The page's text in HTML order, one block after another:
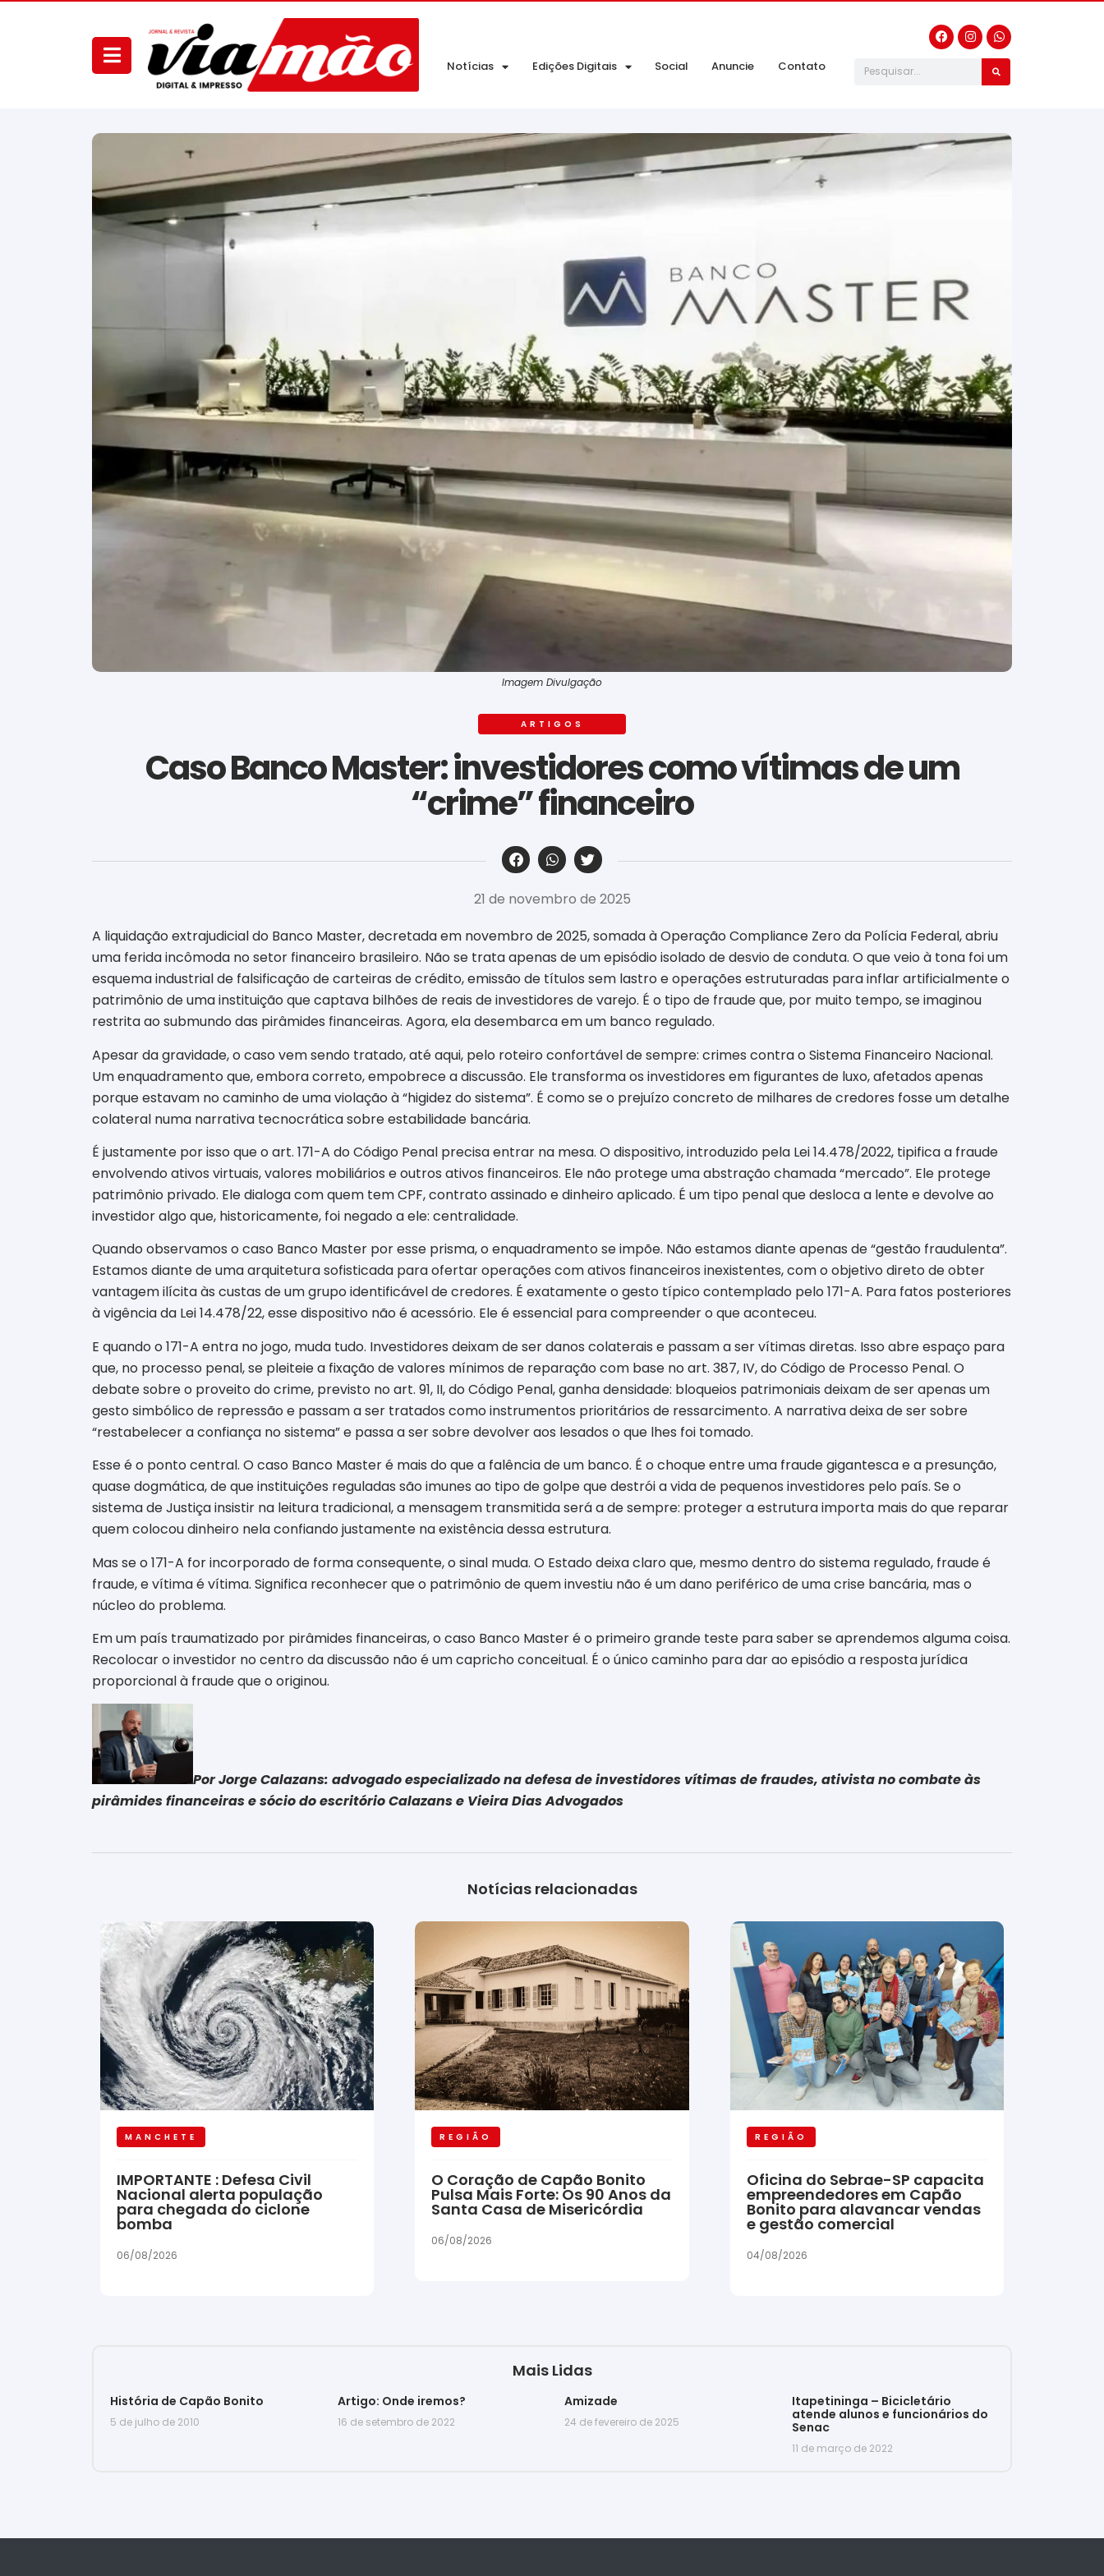
Notícias Edições Digitais Social Anuncie Contato
Imagem Divulgação
ARTIGOS
Caso Banco Master: investidores como vítimas de um
“crime” financeiro
‎ ‎ ‎ ‎ ‎ ‎ ‎ ‎ ‎ ‎ ‎ ‎ ‎ ‎ ‎ ‎ ‎ ‎ ‎ ‎ ‎ ‎ ‎ ‎ ‎ ‎ ‎ ‎ ‎ ‎ ‎
21 de novembro de 2025
A liquidação extrajudicial do Banco Master, decretada em novembro de 2025, somada à Operação Compliance Zero da Polícia Federal, abriu
uma ferida incômoda no setor financeiro brasileiro. Não se trata apenas de um episódio isolado de desvio de conduta. O que veio à tona foi um
esquema industrial de falsificação de carteiras de crédito, emissão de títulos sem lastro e operações estruturadas para inflar artificialmente o
patrimônio de uma instituição que captava bilhões de reais de investidores de varejo. É o tipo de fraude que, por muito tempo, se imaginou
restrita ao submundo das pirâmides financeiras. Agora, ela desembarca em um banco regulado.
Apesar da gravidade, o caso vem sendo tratado, até aqui, pelo roteiro confortável de sempre: crimes contra o Sistema Financeiro Nacional.
Um enquadramento que, embora correto, empobrece a discussão. Ele transforma os investidores em figurantes de luxo, afetados apenas
porque estavam no caminho de uma violação à “higidez do sistema”. É como se o prejuízo concreto de milhares de credores fosse um detalhe
colateral numa narrativa tecnocrática sobre estabilidade bancária.
É justamente por isso que o art. 171-A do Código Penal precisa entrar na mesa. O dispositivo, introduzido pela Lei 14.478/2022, tipifica a fraude
envolvendo ativos virtuais, valores mobiliários e outros ativos financeiros. Ele não protege uma abstração chamada “mercado”. Ele protege
patrimônio privado. Ele dialoga com quem tem CPF, contrato assinado e dinheiro aplicado. É um tipo penal que desloca a lente e devolve ao
investidor algo que, historicamente, foi negado a ele: centralidade.
Quando observamos o caso Banco Master por esse prisma, o enquadramento se impõe. Não estamos diante apenas de “gestão fraudulenta”.
Estamos diante de uma arquitetura sofisticada para ofertar operações com ativos financeiros inexistentes, com o objetivo direto de obter
vantagem ilícita às custas de um grupo identificável de credores. É exatamente o gesto típico contemplado pelo 171-A. Para fatos posteriores
à vigência da Lei 14.478/22, esse dispositivo não é acessório. Ele é essencial para compreender o que aconteceu.
E quando o 171-A entra no jogo, muda tudo. Investidores deixam de ser danos colaterais e passam a ser vítimas diretas. Isso abre espaço para
que, no processo penal, se pleiteie a fixação de valores mínimos de reparação com base no art. 387, IV, do Código de Processo Penal. O
debate sobre o proveito do crime, previsto no art. 91, II, do Código Penal, ganha densidade: bloqueios patrimoniais deixam de ser apenas um
gesto simbólico de repressão e passam a ser tratados como instrumentos prioritários de ressarcimento. A narrativa deixa de ser sobre
“restabelecer a confiança no sistema” e passa a ser sobre devolver aos lesados o que lhes foi tomado.
Esse é o ponto central. O caso Banco Master é mais do que a falência de um banco. É o choque entre uma fraude gigantesca e a presunção,
quase dogmática, de que instituições reguladas são imunes ao tipo de golpe que destrói a vida de pequenos investidores pelo país. Se o
sistema de Justiça insistir na leitura tradicional, a mensagem transmitida será a de sempre: proteger a estrutura importa mais do que reparar
quem colocou dinheiro nela confiando justamente na existência dessa estrutura.
Mas se o 171-A for incorporado de forma consequente, o sinal muda. O Estado deixa claro que, mesmo dentro do sistema regulado, fraude é
fraude, e vítima é vítima. Significa reconhecer que o patrimônio de quem investiu não é um dano periférico de uma crise bancária, mas o
núcleo do problema.
Em um país traumatizado por pirâmides financeiras, o caso Banco Master é o primeiro grande teste para saber se aprendemos alguma coisa.
Recolocar o investidor no centro da discussão não é um capricho conceitual. É o único caminho para dar ao episódio a resposta jurídica
proporcional à fraude que o originou.
Por Jorge Calazans: advogado especializado na defesa de investidores vítimas de fraudes, ativista no combate às
pirâmides financeiras e sócio do escritório Calazans e Vieira Dias Advogados
Notícias relacionadas
MANCHETE
IMPORTANTE : Defesa Civil
Nacional alerta população
para chegada do ciclone
bomba
06/08/2026
REGIÃO
O Coração de Capão Bonito
Pulsa Mais Forte: Os 90 Anos da
Santa Casa de Misericórdia
06/08/2026
REGIÃO
Oficina do Sebrae-SP capacita
empreendedores em Capão
Bonito para alavancar vendas
e gestão comercial
04/08/2026
Mais Lidas
História de Capão Bonito
5 de julho de 2010
Artigo: Onde iremos?
16 de setembro de 2022
Amizade
24 de fevereiro de 2025
Itapetininga – Bicicletário
atende alunos e funcionários do
Senac
11 de março de 2022